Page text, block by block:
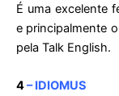
É uma excelente
e principalmente o
pela Talk English.
4–IDIOMUS